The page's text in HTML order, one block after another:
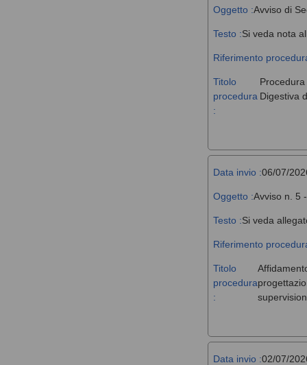
Oggetto :Avviso di
Testo :Si veda nota
Riferimento
Titolo
procedura
:
Digestiva
Data invio :06/07/
Oggetto :Avviso n. 5
Testo :Si veda
Riferimento
Titolo
procedura
:
Data invio :02/07/